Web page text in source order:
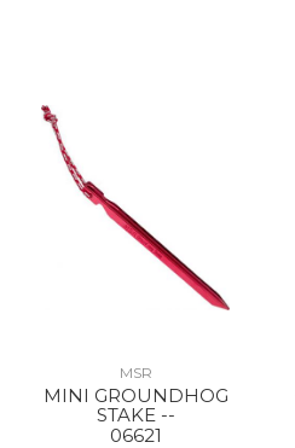
MSR
MINI GROUNDHOG
STAKE --
06621